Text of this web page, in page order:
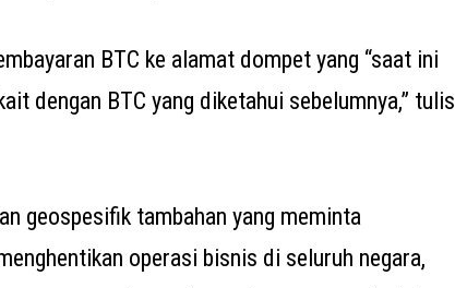
BTC ke alamat dompet yang “saat ini
dengan BTC yang diketahui sebelumnya,” tulis
geospesifik tambahan yang meminta
operasi bisnis di seluruh negara,